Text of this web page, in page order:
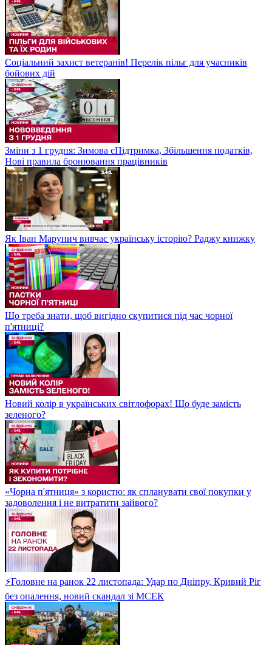
Соціальний захист ветеранів! Перелік пільг для учасників
бойових дій
Зміни з 1 грудня: Зимова єПідтримка, Збільшення податків,
Нові правила бронювання працівників
Як Іван Марунич вивчає українську історію? Раджу книжку
Що треба знати, щоб вигідно скупитися під час чорної
п'ятниці?
Новий колір в українських світлофорах! Що буде замість
зеленого?
«Чорна п'ятниця» з користю: як спланувати свої покупки у
задоволення і не витратити зайвого?
⚡Головне на ранок 22 листопада: Удар по Дніпру, Кривий Ріг
без опалення, новий скандал зі МСЕК